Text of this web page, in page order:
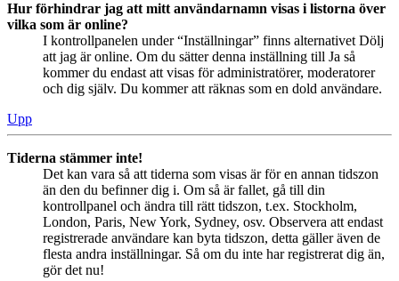
Hur förhindrar jag att mitt användarnamn visas i listorna över
vilka som är online?
I kontrollpanelen under “Inställningar” finns alternativet Dölj
att jag är online. Om du sätter denna inställning till Ja så
kommer du endast att visas för administratörer, moderatorer
och dig själv. Du kommer att räknas som en dold användare.
Upp
Tiderna stämmer inte!
Det kan vara så att tiderna som visas är för en annan tidszon
än den du befinner dig i. Om så är fallet, gå till din
kontrollpanel och ändra till rätt tidszon, t.ex. Stockholm,
London, Paris, New York, Sydney, osv. Observera att endast
registrerade användare kan byta tidszon, detta gäller även de
flesta andra inställningar. Så om du inte har registrerat dig än,
gör det nu!